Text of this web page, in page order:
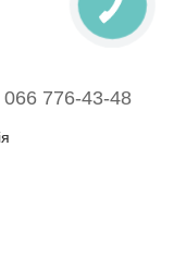
066 776-43-48